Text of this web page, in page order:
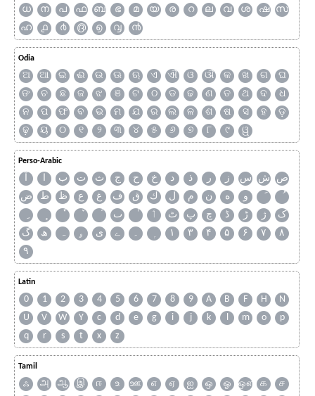
ധ
ന പ ഫ ബ ഭ മ യ ര റ ല വ ശ ഷ
സ
ഹ
൧ ൪ ൫ ൭ ൮ ൯
Odia
ଅ ଆ ଇ ଈ ଉ ଊ ଋ ଏ ଐ ଓ ଔ କ ଖ ଗ
ଘ
ଙ
ଚ ଛ ଜ ଝ ଞ ଟ ଠ ଡ ଢ ଣ ତ ଥ ଦ
ଧ
ନ
ପ ଫ ବ ଭ ମ ଯ ର ଲ ଳ ଶ ଷ ସ ହ
ଡ଼
ଢ଼
ୟ ୦ ୧ ୨ ୩ ୪ ୫ ୬ ୭ ୮ ୯ ୱ
Perso-Arabic
آ ا ب ت ث ج ح خ د ذ ر ز س ش ص
ض
ط ظ ع غ ف ق ك ل م ن ه
و
ٮ
ٲ ٹ پ چ ڈ ڑ ژ
ک
گ
ھ ہ ۄ ی ے ۔ ۱ ۳ ۴ ۵ ۶ ۷
۸
۹
Latin
0 1 2 3 4 5 6 7 8 9 A B F H
N
U
V W Y c d e g i j k l m o
p
q
r s t x z
Tamil
ஃ அ ஆ இ ஈ உ ஊ எ ஏ ஐ ஒ ஓ ஔ க
ச